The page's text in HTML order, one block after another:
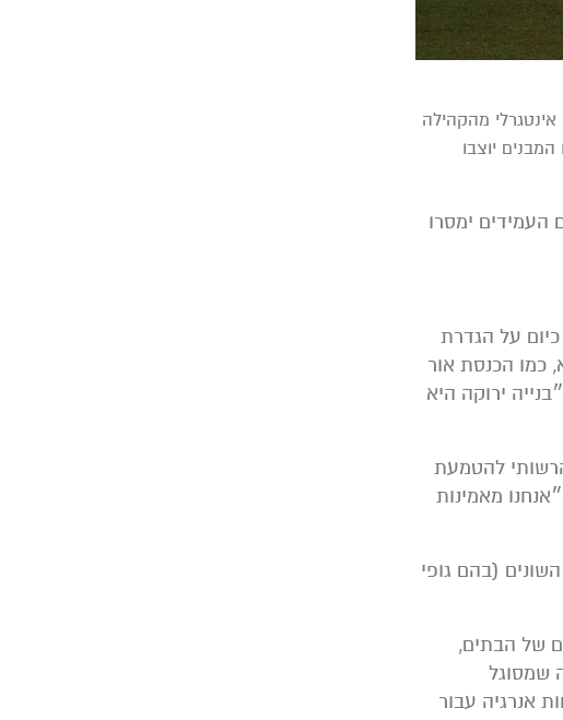
מהקהילה
יוצבו
העמידים ימסרו
על הגדרת
כמו הכנסת אור
ירוקה היא
להטמעת
מאמינות
(בהם גופי
של הבתים,
שמסוגל
אנרגיה עבור